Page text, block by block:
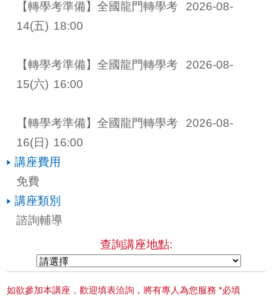
【轉學考準備】全國龍門轉學考
2026-08-
14(五) 18:00
【轉學考準備】全國龍門轉學考
2026-08-
15(六) 16:00
【轉學考準備】全國龍門轉學考
2026-08-
16(日) 16:00
講座費用
免費
講座類別
諮詢輔導
查詢講座地點:
如欲參加本講座，歡迎填表洽詢，將有專人為您服務 *必填